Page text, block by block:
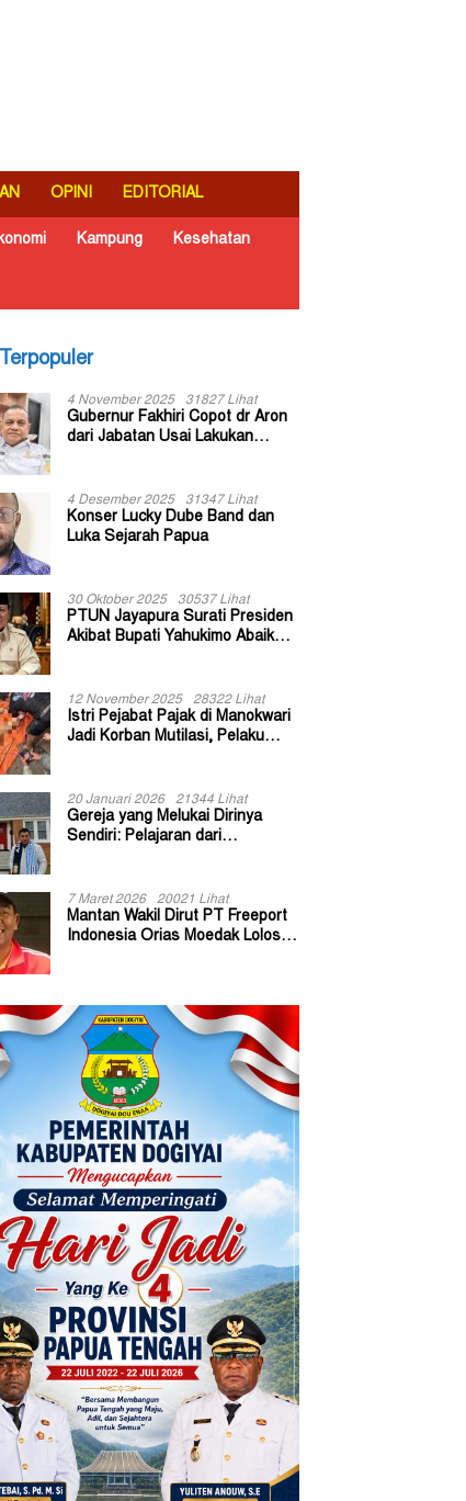
OPINI EDITORIAL
Kampung Kesehatan
4 November 2025 31827 Lihat
Gubernur Fakhiri Copot dr Aron
dari Jabatan Usai Lakukan
4 Desember 2025 31347 Lihat
Konser Lucky Dube Band dan
Luka Sejarah Papua
30 Oktober 2025 30537 Lihat
PTUN Jayapura Surati Presiden
Akibat Bupati Yahukimo Abaikan
12 November 2025 28322 Lihat
Istri Pejabat Pajak di Manokwari
Jadi Korban Mutilasi, Pelaku
20 Januari 2026 21344 Lihat
Gereja yang Melukai Dirinya
Sendiri: Pelajaran dari
7 Maret 2026 20021 Lihat
Mantan Wakil Dirut PT Freeport
Indonesia Orias Moedak Lolos